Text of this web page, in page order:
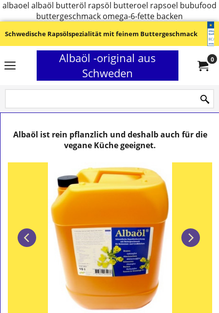
albaoel albaöl butteröl rapsöl butteroel rapsoel bubufood
buttergeschmack omega-6-fette backen
Schwedische Rapsölspezialität mit feinem Buttergeschmack
Albaöl -original aus
Schweden
0
Albaöl ist rein pflanzlich und deshalb auch für die
vegane Küche geeignet.